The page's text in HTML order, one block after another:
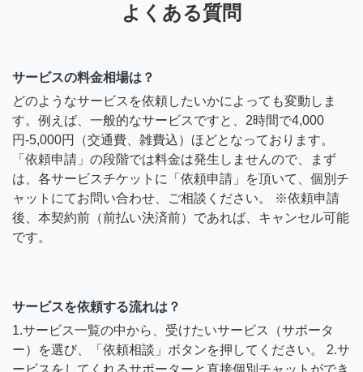
よくある質問
サービスの料金相場は？
どのようなサービスを依頼したいかによっても変動しま
す。例えば、一般的なサービスですと、2時間で4,000
円-5,000円（交通費、雑費込）ほどとなっております。
「依頼申請」の段階では料金は発生しませんので、まず
は、各サービスチケットに「依頼申請」を頂いて、個別チ
ャットにてお問い合わせ、ご相談ください。 ※依頼申請
後、本契約前（前払い決済前）であれば、キャンセル可能
です。
サービスを依頼する流れは？
1.サービス一覧の中から、受けたいサービス（サポータ
ー）を選び、「依頼相談」ボタンを押してください。 2.サ
ービスをしてくれるサポーターと直接個別チャットができ